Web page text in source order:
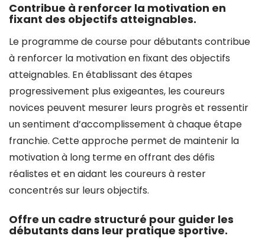
Contribue à renforcer la motivation en
fixant des objectifs atteignables.
Le programme de course pour débutants contribue
à renforcer la motivation en fixant des objectifs
atteignables. En établissant des étapes
progressivement plus exigeantes, les coureurs
novices peuvent mesurer leurs progrès et ressentir
un sentiment d’accomplissement à chaque étape
franchie. Cette approche permet de maintenir la
motivation à long terme en offrant des défis
réalistes et en aidant les coureurs à rester
concentrés sur leurs objectifs.
Offre un cadre structuré pour guider les
débutants dans leur pratique sportive.